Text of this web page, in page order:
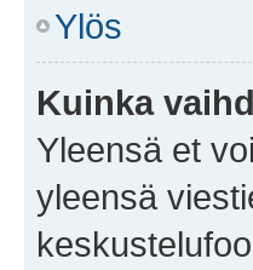
Ylös
Kuinka
Yleensä et
yleensä